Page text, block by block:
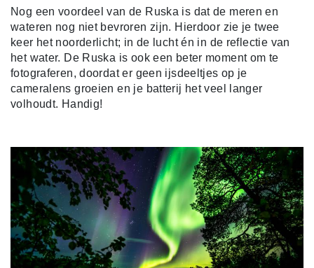
Nog een voordeel van de Ruska is datde meren en
wateren nog niet bevroren zijn. Hierdoor zie je twee
keer het noorderlicht; in de lucht én in de reflectie van
het water. De Ruska is ook een beter moment om te
fotograferen, doordat er geen ijsdeeltjes op je
cameralens groeien en je batterij het veel langer
volhoudt. Handig!